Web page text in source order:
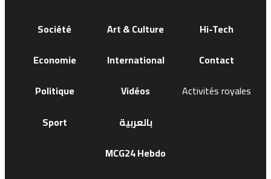
Société
Economie
Politique
Sport
Art & Culture
International
Vidéos
بالعربية
MCG24 Hebdo
Hi-Tech
Contact
Activités royales